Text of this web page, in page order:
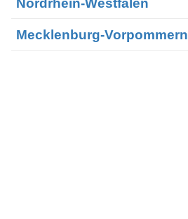
Mecklenburg-Vorpommern